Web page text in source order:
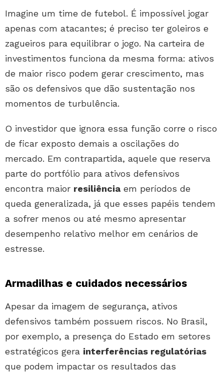
Imagine um time de futebol. É impossível jogar
apenas com atacantes; é preciso ter goleiros e
zagueiros para equilibrar o jogo. Na carteira de
investimentos funciona da mesma forma: ativos
de maior risco podem gerar crescimento, mas
são os defensivos que dão sustentação nos
momentos de turbulência.
O investidor que ignora essa função corre o risco
de ficar exposto demais a oscilações do
mercado. Em contrapartida, aquele que reserva
parte do portfólio para ativos defensivos
encontra maior resiliência em períodos de
queda generalizada, já que esses papéis tendem
a sofrer menos ou até mesmo apresentar
desempenho relativo melhor em cenários de
estresse.
Armadilhas e cuidados necessários
Apesar da imagem de segurança, ativos
defensivos também possuem riscos. No Brasil,
por exemplo, a presença do Estado em setores
estratégicos gera interferências regulatórias
que podem impactar os resultados das